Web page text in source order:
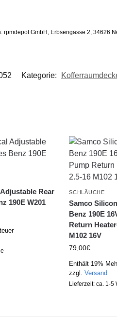
GmbH, Erbsengasse 2, 34626
Kategorie:
Rear
190E W201
SCHLÄUCHE
Samco
Benz 190E
Return
M102 16V
79,00€
Enthält 19%
zzgl.Versand
Lieferzeit: ca. 1-5